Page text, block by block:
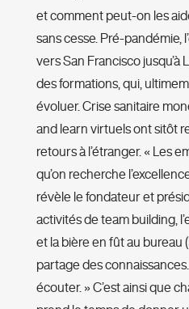
et comment peut-on les
sans cesse. Pré-pandémie,
vers San Francisco jusqu’à
des formations, qui,
évoluer. Crise sanitaire
and learn virtuels ont sitôt
retours à l’étranger. « Les
qu’on recherche
révèle le fondateur et
activités de team building,
et la bière en fût au bureau
partage des
écouter. » C’est ainsi que